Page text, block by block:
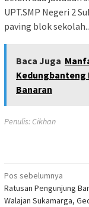
UPT.SMP Negeri 2
paving blok sekolah..
Baca Juga
Kedungbanteng
Banaran
Penulis: Cikhan
Navigasi
pos
Pos sebelumnya
Ratusan Pengunjung
Walajan Sukamarga,